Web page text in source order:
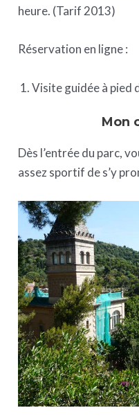
heure. (Tarif 2013)
Réservation en ligne :
Visite guidée à pied
Mon
Dès l’entrée du parc,
assez sportif de s’y